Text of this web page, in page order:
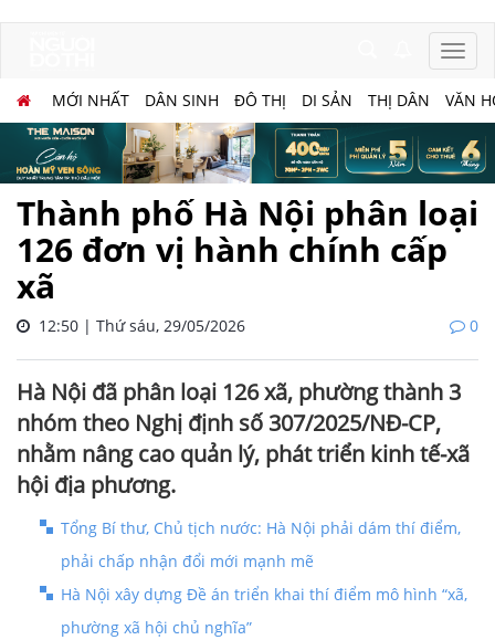
MỚI NHẤT DÂN SINH ĐÔ THỊ DI SẢN THỊ DÂN VĂN
Thành phố Hà Nội phân loại
126 đơn vị hành chính cấp
xã
12:50 | Thứ sáu, 29/05/2026 0
Hà Nội đã phân loại 126 xã, phường thành 3
nhóm theo Nghị định số 307/2025/NĐ-CP,
nhằm nâng cao quản lý, phát triển kinh tế-xã
hội địa phương.
Tổng Bí thư, Chủ tịch nước: Hà Nội phải dám thí điểm,
phải chấp nhận đổi mới mạnh mẽ
Hà Nội xây dựng Đề án triển khai thí điểm mô hình “xã,
phường xã hội chủ nghĩa”